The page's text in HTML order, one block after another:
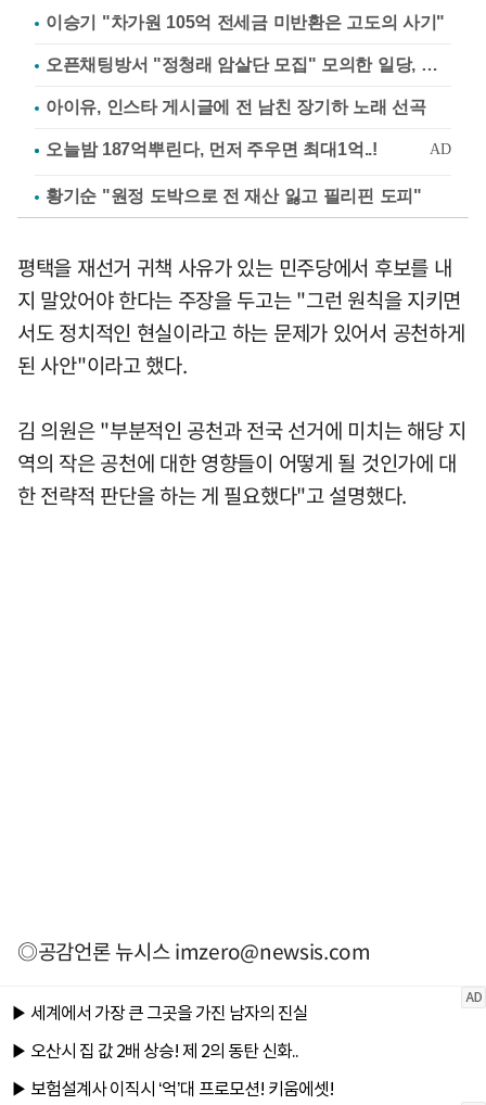
이승기 "차가원 105억 전세금 미반환은 고도의 사기"
오픈채팅방서 "정청래 암살단 모집" 모의한 일당, 불구속 송치
아이유, 인스타 게시글에 전 남친 장기하 노래 선곡
황기순 "원정 도박으로 전 재산 잃고 필리핀 도피"
평택을 재선거 귀책 사유가 있는 민주당에서 후보를 내
지 말았어야 한다는 주장을 두고는 "그런 원칙을 지키면
서도 정치적인 현실이라고 하는 문제가 있어서 공천하게
된 사안"이라고 했다.
김 의원은 "부분적인 공천과 전국 선거에 미치는 해당 지
역의 작은 공천에 대한 영향들이 어떻게 될 것인가에 대
한 전략적 판단을 하는 게 필요했다"고 설명했다.
◎공감언론 뉴시스imzero@newsis.com